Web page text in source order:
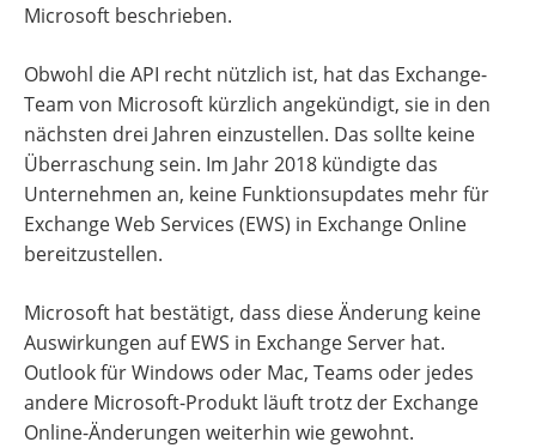
Microsoft beschrieben.
Obwohl die API recht nützlich ist, hat das Exchange-
Team von Microsoft kürzlich angekündigt, sie in den
nächsten drei Jahren einzustellen. Das sollte keine
Überraschung sein. Im Jahr 2018 kündigte das
Unternehmen an, keine Funktionsupdates mehr für
Exchange Web Services (EWS) in Exchange Online
bereitzustellen.
Microsoft hat bestätigt, dass diese Änderung keine
Auswirkungen auf EWS in Exchange Server hat.
Outlook für Windows oder Mac, Teams oder jedes
andere Microsoft-Produkt läuft trotz der Exchange
Online-Änderungen weiterhin wie gewohnt.